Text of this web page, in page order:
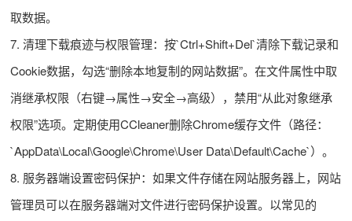
取数据。
7. 清理下载痕迹与权限管理：按`Ctrl+Shift+Del`清除下载记录和
Cookie数据，勾选“删除本地复制的网站数据”。在文件属性中取
消继承权限（右键→属性→安全→高级），禁用“从此对象继承
权限”选项。定期使用CCleaner删除Chrome缓存文件（路径：
`AppData\Local\Google\Chrome\User Data\Default\Cache`）。
8. 服务器端设置密码保护：如果文件存储在网站服务器上，网站
管理员可以在服务器端对文件进行密码保护设置。以常见的